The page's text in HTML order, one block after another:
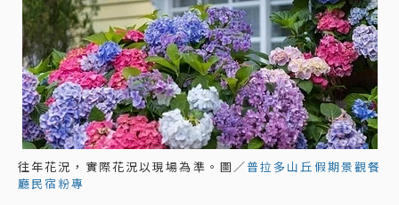
往年花況，實際花況以現場為準。圖／普拉多山丘假期景觀餐
廳民宿粉專